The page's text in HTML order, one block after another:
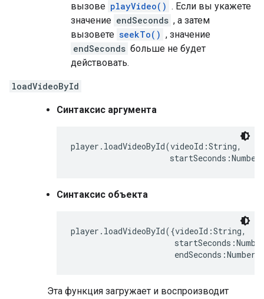
вызове playVideo() . Если вы укажете
значение endSeconds , а затем
вызовете seekTo() , значение
endSeconds больше не будет
действовать.
loadVideoById
Синтаксис аргумента
player.loadVideoById(videoId:String,
Синтаксис объекта
player.loadVideoById({videoId:String,
Эта функция загружает и воспроизводит